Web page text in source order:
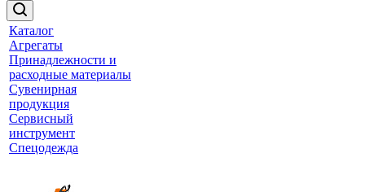
Каталог
Агрегаты
Принадлежности и
расходные материалы
Сувенирная
продукция
Сервисный
инструмент
Спецодежда